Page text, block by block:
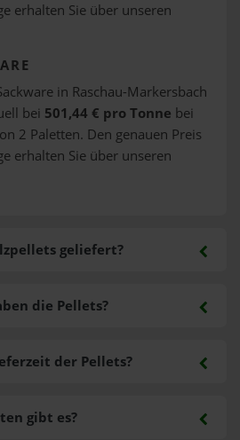
erhalten Sie über unseren
in Raschau-Markersbach
bei 501,44 € pro Tonne bei
2 Paletten. Den genauen Preis
erhalten Sie über unseren
geliefert?
gibt es?
die Pellets?
der Pellets?